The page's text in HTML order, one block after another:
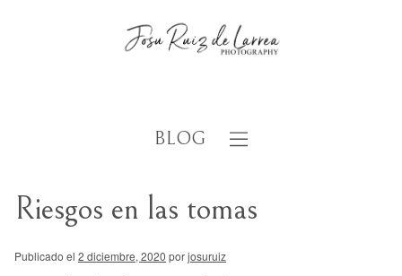
BLOG
Riesgos en las tomas
Publicado el 2 diciembre, 2020 porjosuruiz